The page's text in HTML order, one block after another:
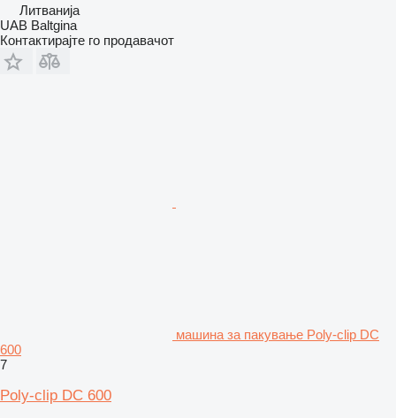
Литванија
UAB Baltgina
Контактирајте го продавачот
машина за пакување Poly-clip DC
600
7
Poly-clip DC 600